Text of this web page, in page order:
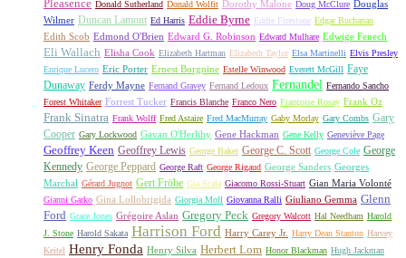
Pleasence Donald Sutherland Donald Wolfit Dorothy Malone Doug McClure Douglas
Wilmer Duncan Lamont Ed Harris Eddie Byrne Eddie Firestone Edgar Buchanan
Edith Scob Edmond O'Brien Edward G. Robinson Edward Mulhare Edwige Fenech
Eli Wallach Elisha Cook Elizabeth Hartman Elizabeth Taylor Elsa Martinelli Elvis Presley
Enrique Lucero Eric Porter Ernest Borgnine Estelle Winwood Everett McGill Faye
Dunaway Ferdy Mayne Fernand Gravey Fernand Ledoux Fernandel Fernando Sancho
Forest Whitaker Forrest Tucker Francis Blanche Franco Nero Françoise Rosay Frank Oz
Frank Sinatra Frank Wolff Fred Astaire Fred MacMurray Gaby Morlay Gary Combs Gary
Cooper Gary Lockwood Gavan O'Herlihy Gene Hackman Gene Kelly Geneviève Page
Geoffrey Keen Geoffrey Lewis George Baker George C. Scott George Cole George
Kennedy George Peppard George Raft George Rigaud George Sanders Georges
Marchal Gérard Jugnot Gert Fröbe Gia Scala Giacomo Rossi-Stuart Gian Maria Volonté
Gianni Garko Gina Lollobrigida Giorgia Moll Giovanna Ralli Giuliano Gemma Glenn
Ford Grace Jones Grégoire Aslan Gregory Peck Gregory Walcott Hal Needham Harold
J. Stone Harold Sakata Harrison Ford Harry Carey Jr. Harry Dean Stanton Harvey
Keitel Henry Fonda Henry Silva Herbert Lom Honor Blackman Hugh Jackman